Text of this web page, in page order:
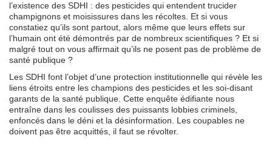
l’existence des SDHI : des pesticides qui entendent trucider
champignons et moisissures dans les récoltes. Et si vous
constatiez qu’ils sont partout, alors même que leurs effets sur
l’humain ont été démontrés par de nombreux scientifiques ? Et si
malgré tout on vous affirmait qu’ils ne posent pas de problème de
santé publique ?
Les SDHI font l’objet d’une protection institutionnelle qui révèle les
liens étroits entre les champions des pesticides et les soi-disant
garants de la santé publique. Cette enquête édifiante nous
entraîne dans les coulisses des puissants lobbies criminels,
enfoncés dans le déni et la désinformation. Les coupables ne
doivent pas être acquittés, il faut se révolter.